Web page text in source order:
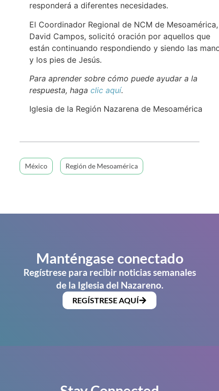
responderá a diferentes necesidades.
El Coordinador Regional de NCM de Mesoamérica,
David Campos, solicitó oración por aquellos que
están continuando respondiendo y siendo las
y los pies de Jesús.
Para aprender sobre cómo puede ayudar a la
respuesta, haga clic aquí.
Iglesia de la Región Nazarena de Mesoamérica
México Región de Mesoamérica
Manténgase conectado
Regístrese para recibir noticias semanales
de la Iglesia del Nazareno.
REGÍSTRESE AQUÍ